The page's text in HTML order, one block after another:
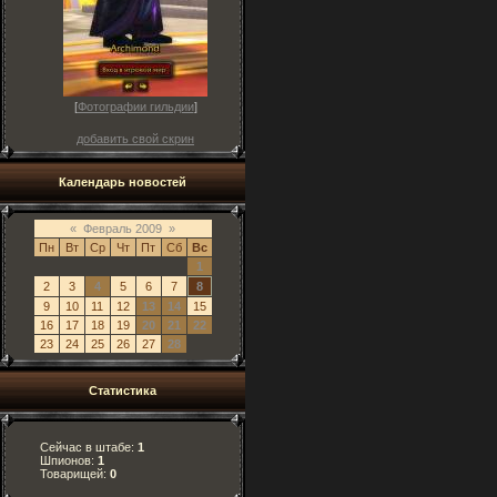
[Фотографии гильдии]
добавить свой скрин
Календарь новостей
« Февраль 2009 »
Пн
Вт Ср Чт Пт Сб
Вс
1
2
3 4 5 6 7
8
9
10 11 12 13 14
15
16
17 18 19 20 21
22
23
24 25 26 27 28
Статистика
Сейчас в штабе: 1
Шпионов: 1
Товарищей: 0